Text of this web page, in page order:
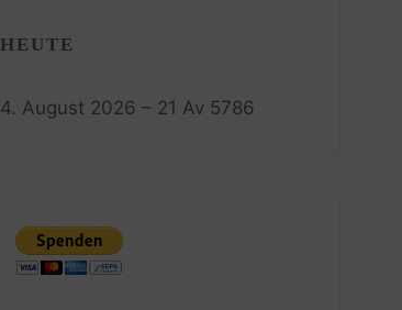
HEUTE
4. August 2026 – 21 Av 5786